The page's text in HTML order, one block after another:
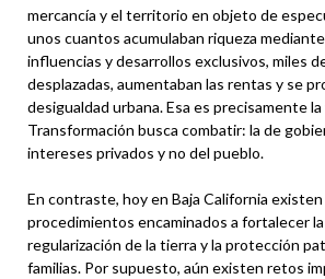
mercancía y el territorio en objeto de
unos cuantos acumulaban riqueza
influencias y desarrollos exclusivos, miles
desplazadas, aumentaban las rentas y se
desigualdad urbana. Esa es precisamente
Transformación busca combatir: la de
intereses privados y no del pueblo.
En contraste, hoy en Baja California
procedimientos encaminados a fortalecer
regularización de la tierra y la protección
familias. Por supuesto, aún existen retos